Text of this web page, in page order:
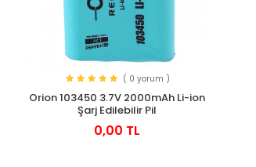
( 0 yorum )
Orion 103450 3.7V 2000mAh Li-ion
Şarj Edilebilir Pil
0,00 TL